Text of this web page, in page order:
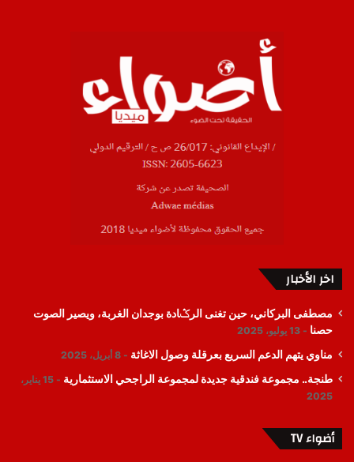
اخر الأخبار
مصطفى البركاني، حين تغنى الرݣادة بوجدان الغربة، ويصير الصوت
حصنا
13 يوليو، 2025
مناوي يتهم الدعم السريع بعرقلة وصول الاغاثة 8 أبريل، 2025
طنجة.. مجموعة فندقية جديدة لمجموعة الراجحي الاستثمارية
15 يناير،
2025
أضواء TV